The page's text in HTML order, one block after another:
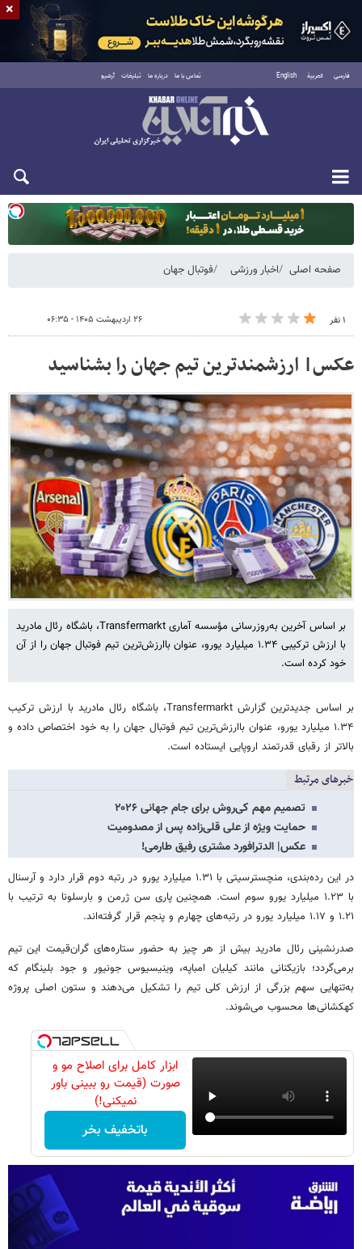
فارسی العربية English تماس با ما درباره ما تبلیغات آرشیو
دوشنبه ۱۹ مرداد ۱۴۰۵
صفحه اصلی اخبار ورزشی فوتبال جهان
۱ نفر ۲۶ اردیبهشت ۱۴۰۵ - ۰۶:۳۵
عکس| ارزشمندترین تیم جهان را بشناسید
بر اساس آخرین به‌روزرسانی مؤسسه آماری Transfermarkt، باشگاه رئال مادرید
با ارزش ترکیبی ۱.۳۴ میلیارد یورو، عنوان باارزش‌ترین تیم فوتبال جهان را از آن
خود کرده است.
بر اساس جدیدترین گزارش Transfermarkt، باشگاه رئال مادرید با ارزش ترکیب
۱.۳۴ میلیارد یورو، عنوان باارزش‌ترین تیم فوتبال جهان را به خود اختصاص داده و
بالاتر از رقبای قدرتمند اروپایی ایستاده است.
خبرهای مرتبط
تصمیم مهم کی‌روش برای جام جهانی ۲۰۲۶
حمایت ویژه از علی قلی‌زاده پس از مصدومیت
عکس| الدترافورد مشتری رفیق طارمی!
در این رده‌بندی، منچسترسیتی با ۱.۳۱ میلیارد یورو در رتبه دوم قرار دارد و آرسنال
با ۱.۲۳ میلیارد یورو سوم است. همچنین پاری سن ژرمن و بارسلونا به ترتیب با
۱.۲۱ و ۱.۱۷ میلیارد یورو در رتبه‌های چهارم و پنجم قرار گرفته‌اند.
صدرنشینی رئال مادرید بیش از هر چیز به حضور ستاره‌های گران‌قیمت این تیم
برمی‌گردد؛ بازیکنانی مانند کیلیان امباپه، وینیسیوس جونیور و جود بلینگام که
به‌تنهایی سهم بزرگی از ارزش کلی تیم را تشکیل می‌دهند و ستون اصلی پروژه
کهکشانی‌ها محسوب می‌شوند.
ابزار کامل برای اصلاح مو و
صورت (قیمت رو ببینی باور
نمیکنی!)
باتخفیف بخر
×